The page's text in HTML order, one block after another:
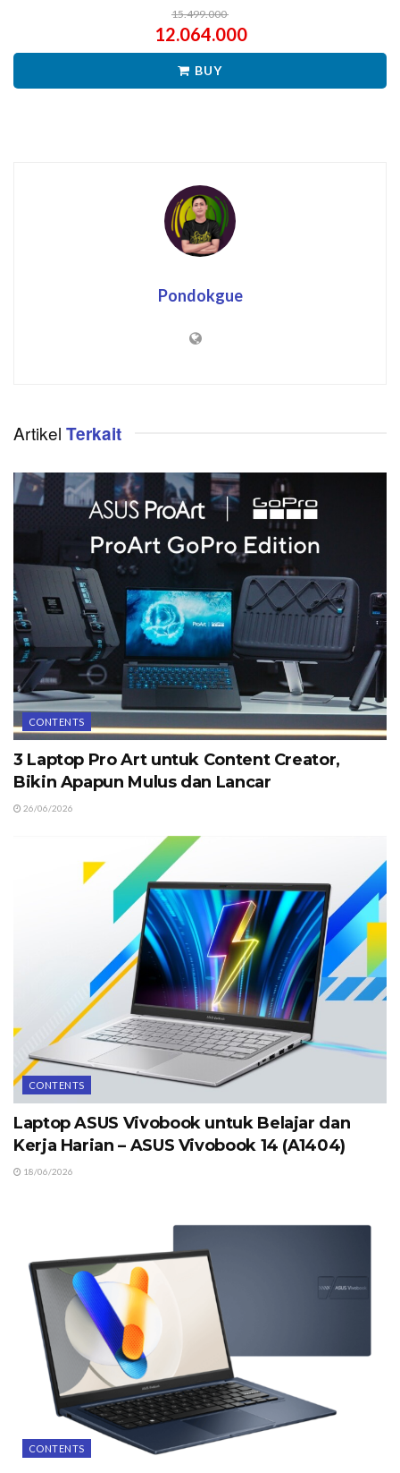
15.499.000
12.064.000
BUY
Pondokgue
Artikel Terkait
CONTENTS
3 Laptop Pro Art untuk Content Creator,
Bikin Apapun Mulus dan Lancar
26/06/2026
CONTENTS
Laptop ASUS Vivobook untuk Belajar dan
Kerja Harian – ASUS Vivobook 14 (A1404)
18/06/2026
CONTENTS